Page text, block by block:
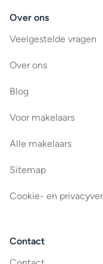
Over ons
Veelgestelde vragen
Over ons
Blog
Voor makelaars
Alle makelaars
Sitemap
Cookie- en
Contact